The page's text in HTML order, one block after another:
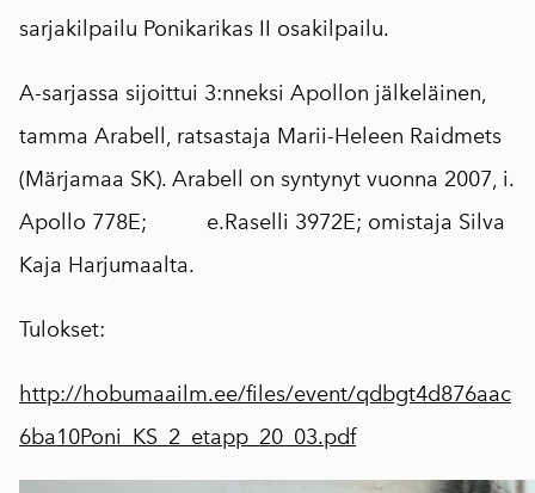
sarjakilpailu Ponikarikas II osakilpailu.
A-sarjassa sijoittui 3:nneksi Apollon jälkeläinen,
tamma Arabell, ratsastaja Marii-Heleen Raidmets
(Märjamaa SK). Arabell on syntynyt vuonna 2007, i.
Apollo 778E; e.Raselli 3972E; omistaja Silva
Kaja Harjumaalta.
Tulokset:
http://hobumaailm.ee/files/event/qdbgt4d876aac
6ba10Poni_KS_2_etapp_20_03.pdf